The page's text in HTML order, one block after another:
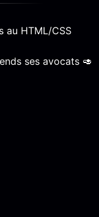
au HTML/CSS
ses avocats 🥑